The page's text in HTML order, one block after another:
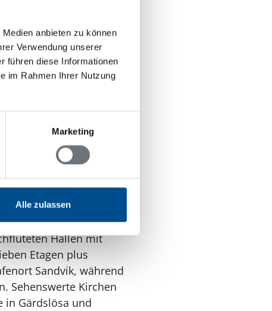
anbieten zu können
Verwendung unserer
führen diese Informationen
im Rahmen Ihrer Nutzung
Marketing
Alle zulassen
aus deutlich zu
Naturerlebnissen –
erhielt König
entwickelte sich
ihren Geburtstag
Hallen mit
Etagen plus
Sandvik, während
Sehenswerte Kirchen
in Gärdslösa und